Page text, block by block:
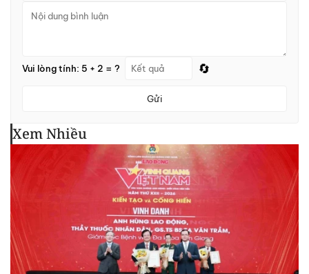
Vui lòng tính: 5 + 2 = ? 🔄
Gửi
Xem Nhiều